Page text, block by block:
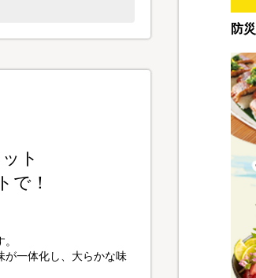
ト
で！
が一体化し、大らかな味
防